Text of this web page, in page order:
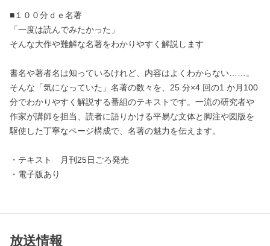
■１００分ｄｅ名著
「一度は読んでみたかった」
そんな大作や難解な名著をわかりやすく解説します
書名や著者名は知っているけれど、内容はよくわからない……。
そんな「気になっていた」名著の数々を、25 分×4 回の1 か月100
分でわかりやすく解説する番組のテキストです。一流の研究者や
作家が講師を担当、読者に語りかける平易な文体と脚注や図版を
駆使した丁寧なページ構成で、名著の魅力を伝えます。
・テキスト 月刊25日ごろ発売
・電子版あり
放送情報